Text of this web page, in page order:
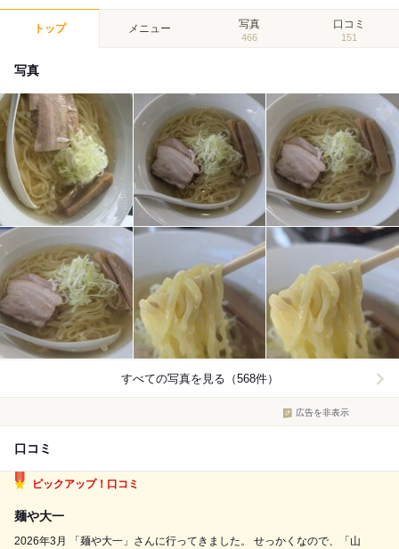
トップ メニュー 写真
466
口コミ
151
写真
すべての写真を見る（568件）
広告を非表示
口コミ
ピックアップ！口コミ
麺や大一
2026年3月 「麺や大一」さんに行ってきました。 せっかくなので、「山